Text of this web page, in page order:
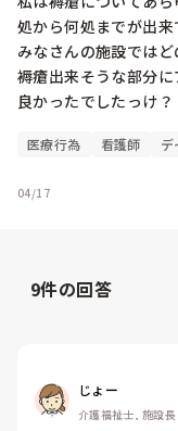
処から何処までが出来
みなさんの施設では
褥瘡出来そうな部分
良かったでしたっけ？
医療行為 看護師 デ
04/17
9件の回答
じょー
介護福祉士, 施設